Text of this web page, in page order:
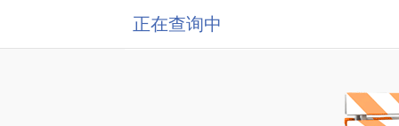
正在查询中